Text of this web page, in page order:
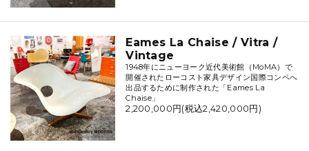
Eames La Chaise / Vitra /
Vintage
1948年にニューヨーク近代美術館（MoMA）で
開催されたローコスト家具デザイン国際コンペへ
出品するために制作された「Eames La
Chaise」
2,200,000円(税込2,420,000円)